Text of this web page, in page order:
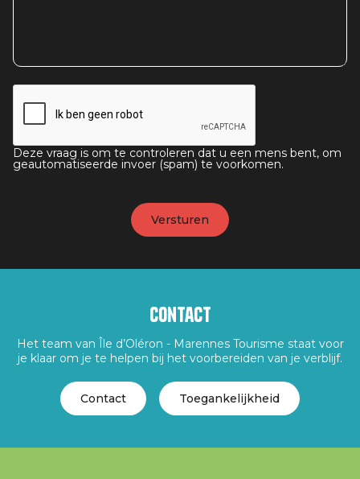
Deze vraag is om te controleren dat u een mens bent, om
geautomatiseerde invoer (spam) te voorkomen.
Contact
Het team van Île d’Oléron - Marennes Tourisme staat voor
je klaar om je te helpen bij het voorbereiden van je verblijf.
Contact Toegankelijkheid